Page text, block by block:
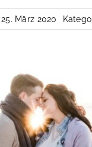
Shop
Presse
Lovenotes
März 2020